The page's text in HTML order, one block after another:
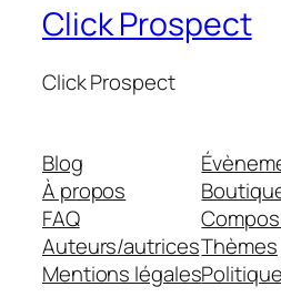
Click Prospect
Click Prospect
Blog
À propos
FAQ
Auteurs/autrices
Mentions légales
Thèmes